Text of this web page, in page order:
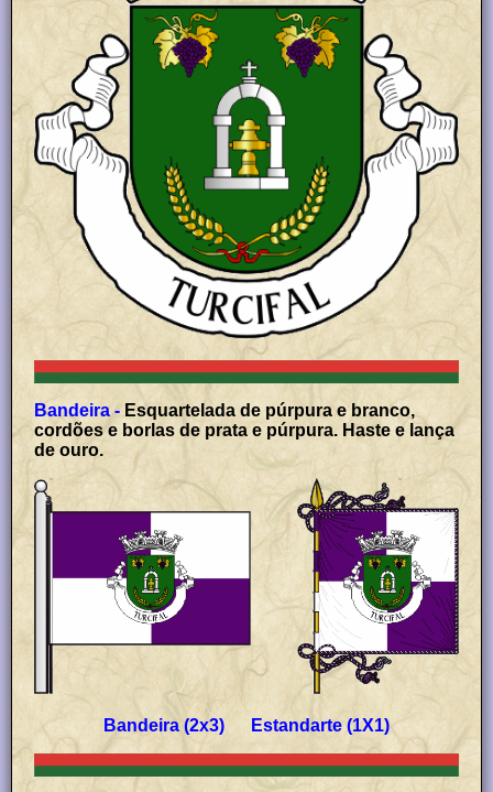
Bandeira - Esquartelada de púrpura e branco,
cordões e borlas de prata e púrpura. Haste e lança
de ouro.
Bandeira (2x3) Estandarte (1X1)